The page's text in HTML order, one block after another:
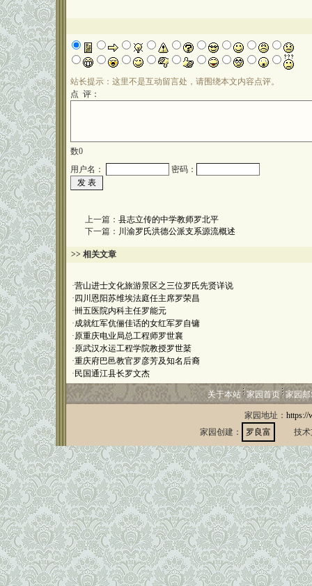
站长提示：这里不是互动留言处，请围绕本文内容点评。
点 评：
数0
用户名：
密码：
上一篇： 县志立传的中学教师罗北平
下一篇： 川渝罗氏洪德公派支系源流概述
>> 相关文章
·营山进士文化旅游景区之三位罗氏先贤详说
· 四川恩阳苏维埃法庭任主席罗荣昌
·卌五医院内科主任罗能元
·成就红军伉俪佳话的女红军罗自镛
·原重庆电业局总工程师罗世襄
·原武汉水运工程学院教授罗世棻
·重庆府巴邑教官罗彦芳及知名后裔
· 民国通江县长罗文杰
关于本站 家园首页 家园
家园地址： https://
家园创建：
罗良富 技术